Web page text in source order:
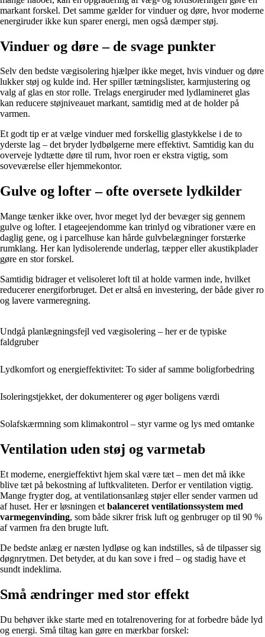
markant forskel. Det samme gælder for vinduer og døre, hvor moderne
energiruder ikke kun sparer energi, men også dæmper støj.
Vinduer og døre – de svage punkter
Selv den bedste vægisolering hjælper ikke meget, hvis vinduer og døre
lukker støj og kulde ind. Her spiller tætningslister, karmjustering og
valg af glas en stor rolle. Trelags energiruder med lydlamineret glas
kan reducere støjniveauet markant, samtidig med at de holder på
varmen.
Et godt tip er at vælge vinduer med forskellig glastykkelse i de to
yderste lag – det bryder lydbølgerne mere effektivt. Samtidig kan du
overveje lydtætte døre til rum, hvor roen er ekstra vigtig, som
soveværelse eller hjemmekontor.
Gulve og lofter – ofte oversete lydkilder
Mange tænker ikke over, hvor meget lyd der bevæger sig gennem
gulve og lofter. I etageejendomme kan trinlyd og vibrationer være en
daglig gene, og i parcelhuse kan hårde gulvbelægninger forstærke
rumklang. Her kan lydisolerende underlag, tæpper eller akustikplader
gøre en stor forskel.
Samtidig bidrager et velisoleret loft til at holde varmen inde, hvilket
reducerer energiforbruget. Det er altså en investering, der både giver ro
og lavere varmeregning.
Undgå planlægningsfejl ved vægisolering – her er de typiske
faldgruber
Lydkomfort og energieffektivitet: To sider af samme boligforbedring
Isoleringstjekket, der dokumenterer og øger boligens værdi
Solafskærmning som klimakontrol – styr varme og lys med omtanke
Ventilation uden støj og varmetab
Et moderne, energieffektivt hjem skal være tæt – men det må ikke
blive tæt på bekostning af luftkvaliteten. Derfor er ventilation vigtig.
Mange frygter dog, at ventilationsanlæg støjer eller sender varmen ud
af huset. Her er løsningen et balanceret ventilationssystem med
varmegenvinding, som både sikrer frisk luft og genbruger op til 90 %
af varmen fra den brugte luft.
De bedste anlæg er næsten lydløse og kan indstilles, så de tilpasser sig
døgnrytmen. Det betyder, at du kan sove i fred – og stadig have et
sundt indeklima.
Små ændringer med stor effekt
Du behøver ikke starte med en totalrenovering for at forbedre både lyd
og energi. Små tiltag kan gøre en mærkbar forskel: